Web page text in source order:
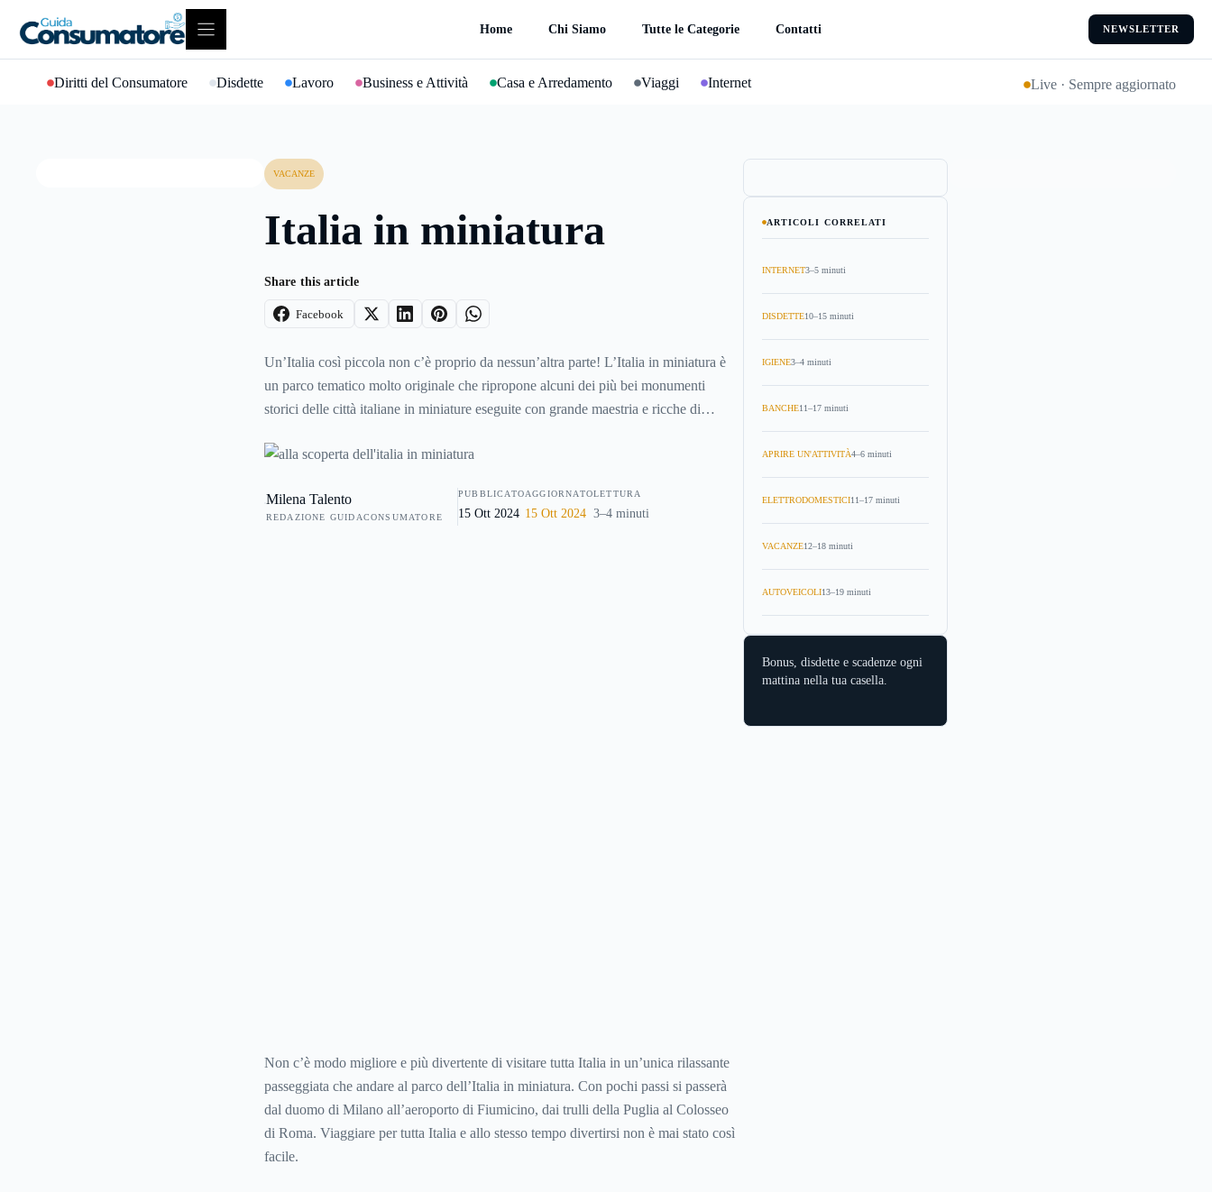
contenuto
Home Chi Siamo Tutte le Categorie Contatti NEWSLETTER
Diritti del Consumatore Disdette Lavoro Business e Attività Casa e Arredamento Viaggi Internet Live · Sempre aggiornato
VACANZE
Italia in miniatura
Share this article
Facebook
Un’Italia così piccola non c’è proprio da nessun’altra parte! L’Italia in miniatura è
un parco tematico molto originale che ripropone alcuni dei più bei monumenti
storici delle città italiane in miniature eseguite con grande maestria e ricche di
a spasso dall’Italia del Nord a quella del Sud. Scopriamo allora le bellezze e le
Milena Talento
REDAZIONE GUIDACONSUMATORE
PUBBLICATO
15 Ott 2024
AGGIORNATO
15 Ott 2024
LETTURA
3–4 minuti
Non c’è modo migliore e più divertente di visitare tutta Italia in un’unica rilassante
passeggiata che andare al parco dell’Italia in miniatura. Con pochi passi si passerà
dal duomo di Milano all’aeroporto di Fiumicino, dai trulli della Puglia al Colosseo
di Roma. Viaggiare per tutta Italia e allo stesso tempo divertirsi non è mai stato così
facile.
ARTICOLI CORRELATI
INTERNET3–5 minuti
DISDETTE10–15 minuti
IGIENE3–4 minuti
BANCHE11–17 minuti
APRIRE UN'ATTIVITÀ4–6 minuti
ELETTRODOMESTICI11–17 minuti
VACANZE12–18 minuti
AUTOVEICOLI13–19 minuti
Bonus, disdette e scadenze ogni
mattina nella tua casella.